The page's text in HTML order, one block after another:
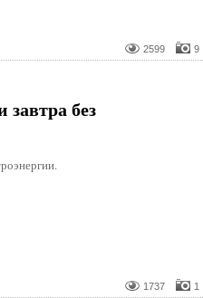
2599 9
завтра без
1737 1